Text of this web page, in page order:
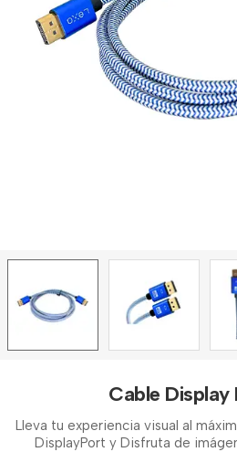
Cable
Lleva tu experiencia visual al
DisplayPort y Disfruta de